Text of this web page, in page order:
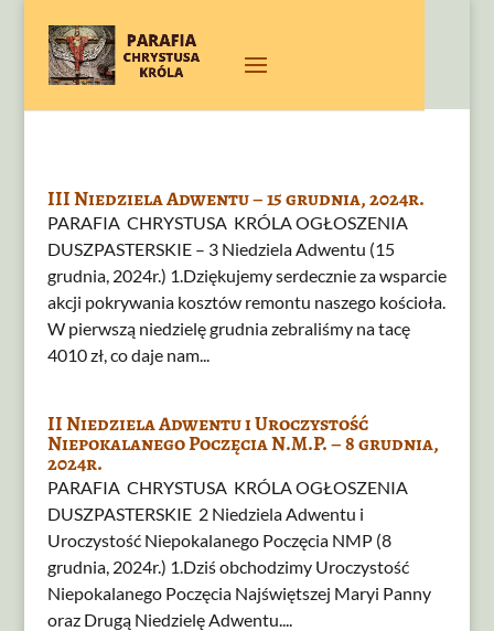
III Niedziela Adwentu – 15 grudnia, 2024r.
PARAFIA CHRYSTUSA KRÓLA OGŁOSZENIA
DUSZPASTERSKIE – 3 Niedziela Adwentu (15
grudnia, 2024r.) 1.Dziękujemy serdecznie za wsparcie
akcji pokrywania kosztów remontu naszego kościoła.
W pierwszą niedzielę grudnia zebraliśmy na tacę
4010 zł, co daje nam...
II Niedziela Adwentu i Uroczystość
Niepokalanego Poczęcia N.M.P. – 8 grudnia,
2024r.
PARAFIA CHRYSTUSA KRÓLA OGŁOSZENIA
DUSZPASTERSKIE 2 Niedziela Adwentu i
Uroczystość Niepokalanego Poczęcia NMP (8
grudnia, 2024r.) 1.Dziś obchodzimy Uroczystość
Niepokalanego Poczęcia Najświętszej Maryi Panny
oraz Drugą Niedzielę Adwentu....